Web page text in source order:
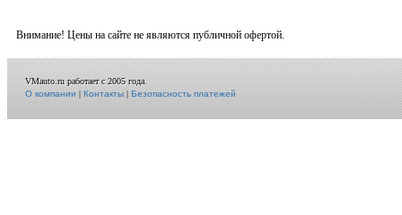
Внимание! Цены на сайте не являются публичной офертой.
VMauto.ru работает с 2005 года.
О компании|Контакты|Безопасность платежей